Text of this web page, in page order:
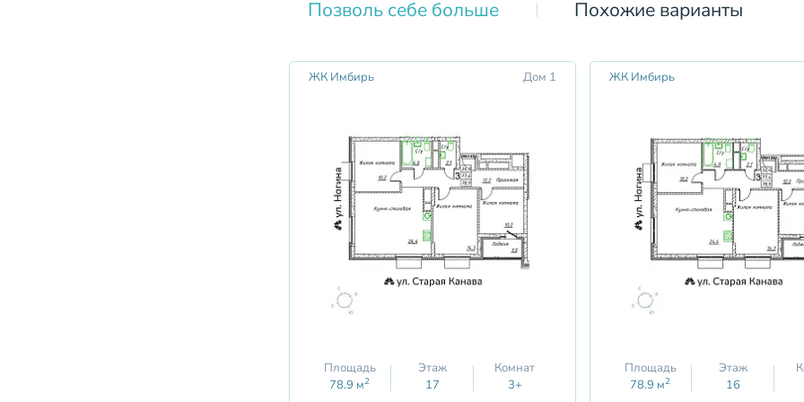
Позволь себе больше Похожие варианты
ЖК Имбирь Дом 1
Площадь
78.9 м2
Этаж
17
Комнат
3+
ЖК Имбирь
Площадь
78.9 м2
Этаж
16